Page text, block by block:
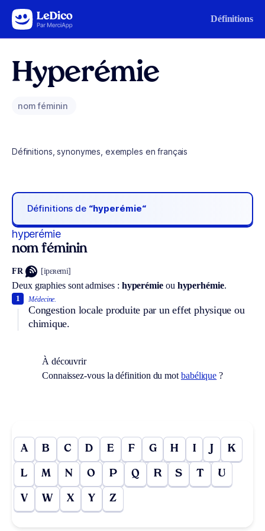
Aller au contenu Définitions
Hyperémie
nom féminin
Définitions, synonymes, exemples en français
Définitions de “hyperémie“
hyperémie
nom féminin
FR [ipɛʀemi]
Deux graphies sont admises : hyperémie ou hyperhémie.
Médecine.
Congestion locale produite par un effet physique ou
chimique.
1
À découvrir
Connaissez-vous la définition du mot babélique ?
A B C D E F G H I J K
L M N O P Q R S T U
V W X Y Z